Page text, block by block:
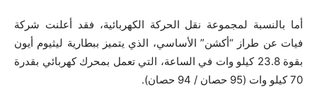
أما بالنسبة لمجموعة نقل الحركة الكهربائية، فقد أعلنت شركة
فيات عن طراز “أكشن” الأساسي، الذي يتميز ببطارية ليثيوم أيون
بقوة 23.8 كيلو وات في الساعة، التي تعمل بمحرك كهربائي بقدرة
70 كيلو وات (95 حصان / 94 حصان).